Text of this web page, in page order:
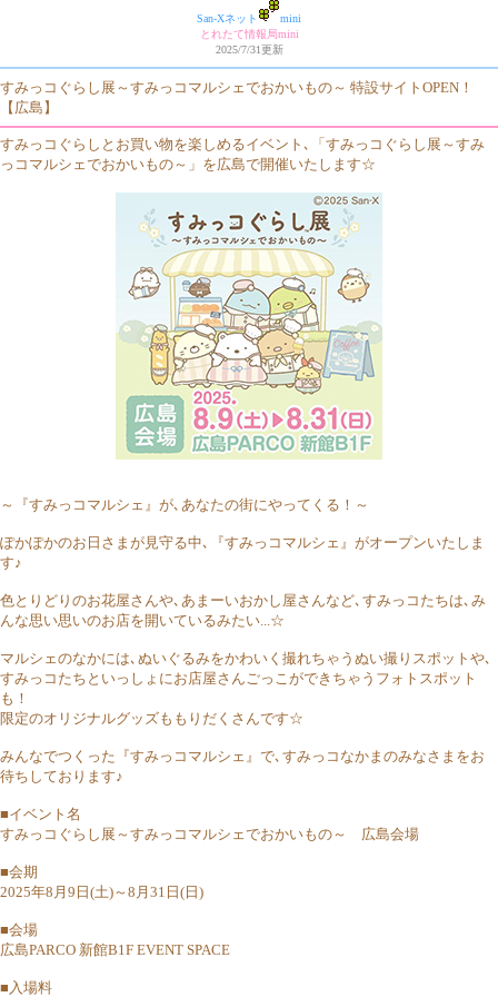
San-Xネット
mini
とれたて情報局mini
2025/7/31更新
すみっコぐらし展～すみっコマルシェでおかいもの～ 特設サイトOPEN！
【広島】
すみっコぐらしとお買い物を楽しめるイベント､「すみっコぐらし展～すみ
っコマルシェでおかいもの～」を広島で開催いたします☆
～『すみっコマルシェ』が､あなたの街にやってくる！～
ぽかぽかのお日さまが見守る中､『すみっコマルシェ』がオープンいたしま
す♪
色とりどりのお花屋さんや､あまーいおかし屋さんなど､すみっコたちは､み
んな思い思いのお店を開いているみたい...☆
マルシェのなかには､ぬいぐるみをかわいく撮れちゃうぬい撮りスポットや､
すみっコたちといっしょにお店屋さんごっこができちゃうフォトスポット
も！
限定のオリジナルグッズももりだくさんです☆
みんなでつくった『すみっコマルシェ』で､すみっコなかまのみなさまをお
待ちしております♪
■イベント名
すみっコぐらし展～すみっコマルシェでおかいもの～ 広島会場
■会期
2025年8月9日(土)～8月31日(日)
■会場
広島PARCO 新館B1F EVENT SPACE
■入場料